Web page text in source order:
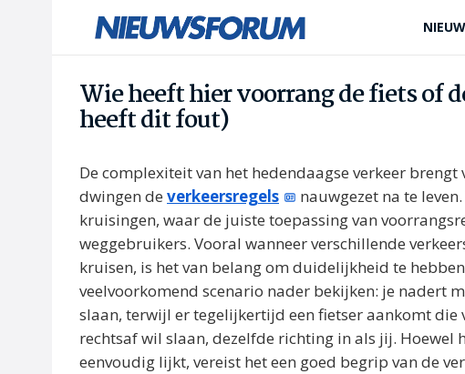
Wie heeft hier voorrang de fiets of
heeft dit fout)
De complexiteit van het hedendaagse verkeer
dwingen de verkeersregels
nauwgezet na te
kruisingen, waar de juiste toepassing van
weggebruikers. Vooral wanneer verschillende
kruisen, is het van belang om duidelijkheid te
veelvoorkomend scenario nader bekijken: je nadert
slaan, terwijl er tegelijkertijd een fietser aankomt
rechtsaf wil slaan, dezelfde richting in als jij. Hoewel
eenvoudig lijkt, vereist het een goed begrip van de